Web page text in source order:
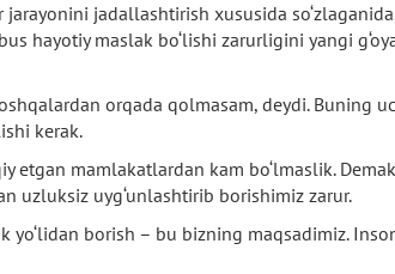
jadallashtirish xususida
hayotiy maslak bo‘lishi zarurligini yangi
orqada qolmasam, deydi. Buning
kerak.
etgan mamlakatlardan kam bo‘lmaslik.
uzluksiz uyg‘unlashtirib borishimiz zarur.
borish – bu bizning maqsadimiz.